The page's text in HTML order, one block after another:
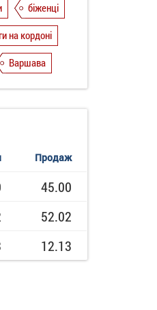
біженці
на кордоні
Варшава
Продаж
45.00
52.02
12.13